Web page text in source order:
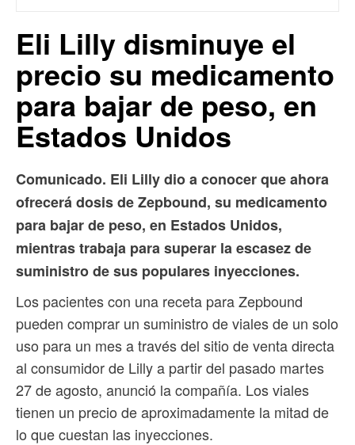
Eli Lilly disminuye el
precio su medicamento
para bajar de peso, en
Estados Unidos
Comunicado. Eli Lilly dio a conocer que ahora
ofrecerá dosis de Zepbound, su medicamento
para bajar de peso, en Estados Unidos,
mientras trabaja para superar la escasez de
suministro de sus populares inyecciones.
Los pacientes con una receta para Zepbound
pueden comprar un suministro de viales de un solo
uso para un mes a través del sitio de venta directa
al consumidor de Lilly a partir del pasado martes
27 de agosto, anunció la compañía. Los viales
tienen un precio de aproximadamente la mitad de
lo que cuestan las inyecciones.